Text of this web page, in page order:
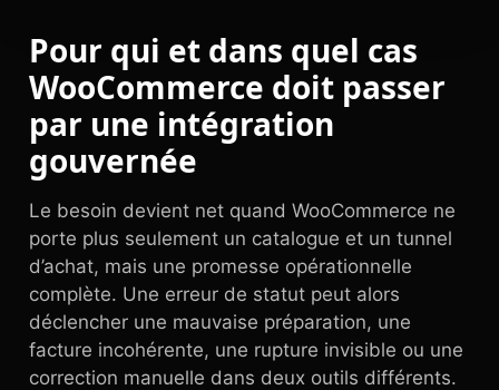
Pour qui et dans quel cas
WooCommerce doit passer
par une intégration
gouvernée
Le besoin devient net quand WooCommerce ne
porte plus seulement un catalogue et un tunnel
d’achat, mais une promesse opérationnelle
complète. Une erreur de statut peut alors
déclencher une mauvaise préparation, une
facture incohérente, une rupture invisible ou une
correction manuelle dans deux outils différents.